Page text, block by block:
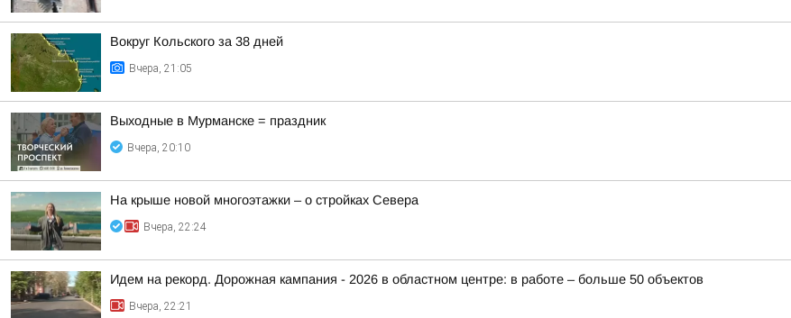
Вокруг Кольского за 38 дней
Вчера, 21:05
Выходные в Мурманске = праздник
Вчера, 20:10
На крыше новой многоэтажки – о стройках Севера
Вчера, 22:24
Идем на рекорд. Дорожная кампания - 2026 в областном центре: в работе – больше 50 объектов
Вчера, 22:21